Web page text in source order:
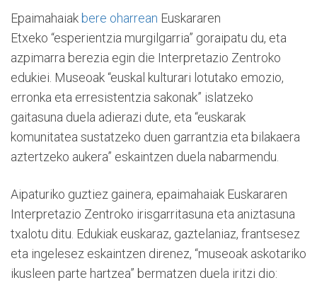
Epaimahaiak bere oharrean Euskararen
Etxeko “esperientzia murgilgarria” goraipatu du, eta
azpimarra berezia egin die Interpretazio Zentroko
edukiei. Museoak “euskal kulturari lotutako emozio,
erronka eta erresistentzia sakonak” islatzeko
gaitasuna duela adierazi dute, eta “euskarak
komunitatea sustatzeko duen garrantzia eta bilakaera
aztertzeko aukera” eskaintzen duela nabarmendu.
Aipaturiko guztiez gainera, epaimahaiak Euskararen
Interpretazio Zentroko irisgarritasuna eta aniztasuna
txalotu ditu. Edukiak euskaraz, gaztelaniaz, frantsesez
eta ingelesez eskaintzen direnez, “museoak askotariko
ikusleen parte hartzea” bermatzen duela iritzi dio: